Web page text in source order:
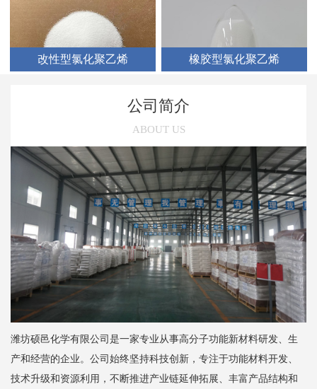
改性型氯化聚乙烯 橡胶型氯化聚乙烯
公司简介
ABOUT US
潍坊硕邑化学有限公司是一家专业从事高分子功能新材料研发、生
产和经营的企业。公司始终坚持科技创新，专注于功能材料开发、
技术升级和资源利用，不断推进产业链延伸拓展、丰富产品结构和